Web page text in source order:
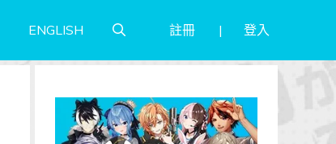
ENGLISH 註冊 登入